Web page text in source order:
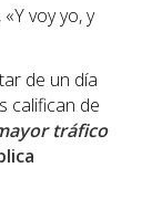
voy yo, y
de un día
califican de
tráfico